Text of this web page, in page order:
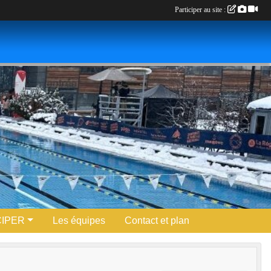
Les équipes Contact et plan
Participer au site :